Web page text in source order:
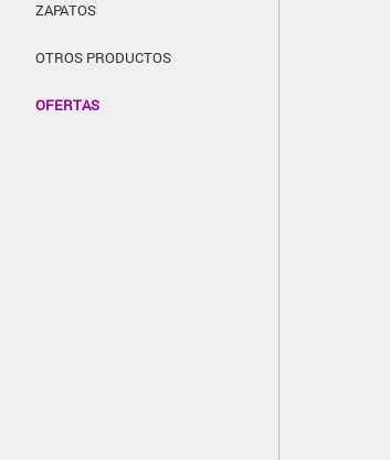
ZAPATOS
OTROS PRODUCTOS
OFERTAS